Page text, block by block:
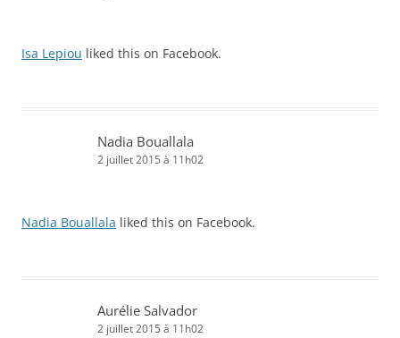
Isa Lepiou liked this on Facebook.
Nadia Bouallala
2 juillet 2015 à 11h02
Nadia Bouallala liked this on Facebook.
Aurélie Salvador
2 juillet 2015 à 11h02